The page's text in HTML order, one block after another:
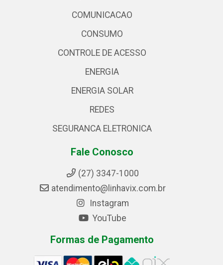
COMUNICACAO
CONSUMO
CONTROLE DE ACESSO
ENERGIA
ENERGIA SOLAR
REDES
SEGURANCA ELETRONICA
Fale Conosco
(27) 3347-1000
atendimento@linhavix.com.br
Instagram
YouTube
Formas de Pagamento